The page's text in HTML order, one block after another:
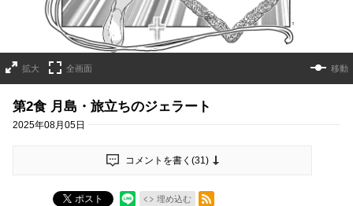
拡大 全画面 移動
第2食 月島・旅立ちのジェラート
2025年08月05日
コメントを書く(31)
ポスト 埋め込む
RSSフィード